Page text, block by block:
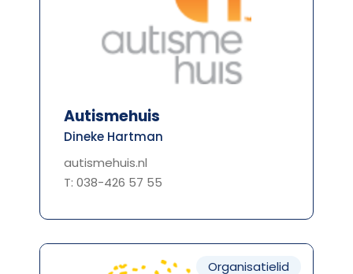
Autismehuis
Dineke Hartman
autismehuis.nl
T: 038-426 57 55
Organisatielid